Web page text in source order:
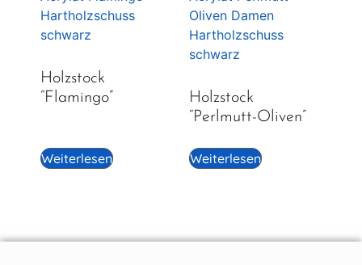
Holzstock
“Flamingo”
Weiterlesen
Holzstock
“Perlmutt-Oliven”
Weiterlesen